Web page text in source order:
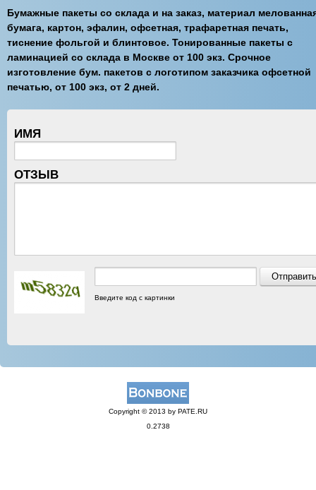
Бумажные пакеты со склада и на заказ, материал
бумага, картон, эфалин, офсетная, трафаретная печать,
тиснение фольгой и блинтовое. Тонированные пакеты с
ламинацией со склада в Москве от 100 экз. Срочное
изготовление бум. пакетов с логотипом заказчика офсетной
печатью, от 100 экз, от 2 дней.
ИМЯ
ОТЗЫВ
Введите код с картинки
Copyright © 2013 by PATE.RU
0.2738